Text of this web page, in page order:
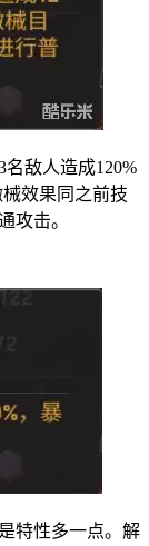
敌人造成120%
效果同之前技
攻击。
特性多一点。解